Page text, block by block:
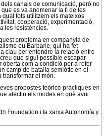
canals de comunicació, però no
es va anomenar la fi de les
tots utilitzem els mateixos
cooperació, experimentació,
les resistències.
problema en companyia de
ou Barbarie, qui ha fet
clau per entendre la relació entre
que sigui possible escapar
oberta com a condició per a refer-
camp de batalla semiòtic en el
el món.
propostes teòrico-pràctiques en
afectin els modes en què avui
Foundation i la xarxa Autonomía y